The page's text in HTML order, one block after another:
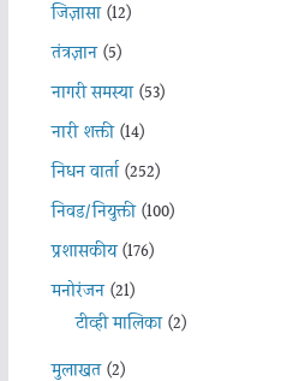
जिज्ञासा(12)
तंत्रज्ञान(5)
नागरी समस्या(53)
नारी शक्ती(14)
निधन वार्ता(252)
निवड/नियुक्ती(100)
प्रशासकीय(176)
मनोरंजन(21)
टीव्ही मालिका(2)
मुलाखत(2)